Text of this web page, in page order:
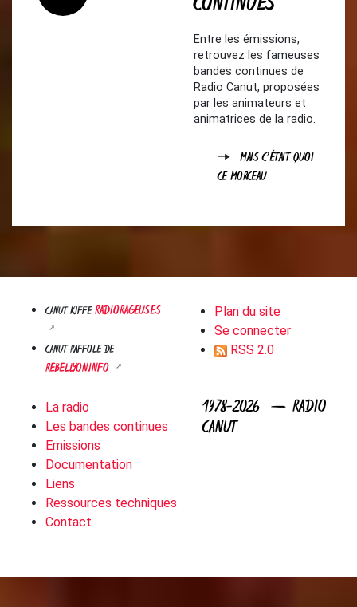
Entre les émissions,
retrouvez les fameuses
bandes continues de
Radio Canut, proposées
par les animateurs et
animatrices de la radio.
MAIS C'ÉTAIT QUOI
CE MORCEAU
CANUT KIFFERADIORAGEUSES
CANUT RAFFOLE DE
REBELLYON.INFO
Plan du site
Se connecter
RSS 2.0
La radio
Les bandes continues
Emissions
Documentation
Liens
Ressources techniques
Contact
1978-2026 — RADIO
CANUT